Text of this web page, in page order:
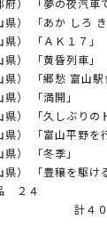
「夢の夜汽車で
あか しろ き
「ＡＫ１７」
「黄昏列車」
「郷愁 富山駅
「満開」
久しぶりのド
「富山平野を行
「冬季」
「豊穣を駆ける
２４
０